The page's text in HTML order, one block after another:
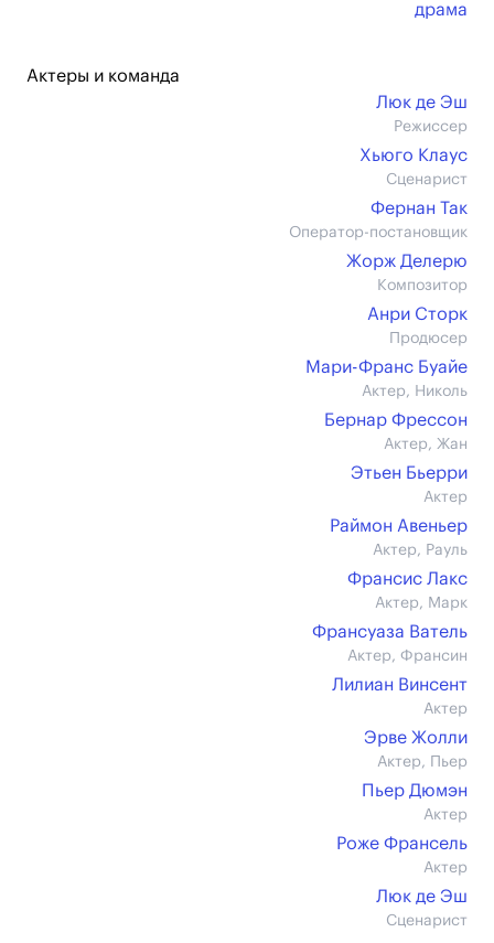
драма
Актеры и команда
Люк де Эш
Режиссер
Хьюго Клаус
Сценарист
Фернан Так
Оператор-постановщик
Жорж Делерю
Композитор
Анри Сторк
Продюсер
Мари-Франс Буайе
Актер, Николь
Бернар Фрессон
Актер, Жан
Этьен Бьерри
Актер
Раймон Авеньер
Актер, Рауль
Франсис Лакс
Актер, Марк
Франсуаза Ватель
Актер, Франсин
Лилиан Винсент
Актер
Эрве Жолли
Актер, Пьер
Пьер Дюмэн
Актер
Роже Франсель
Актер
Люк де Эш
Сценарист